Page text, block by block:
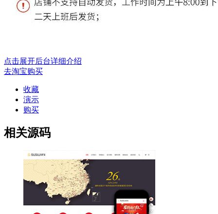
点击展开后台详细介绍
去淘宝购买
收藏
演示
购买
相关源码